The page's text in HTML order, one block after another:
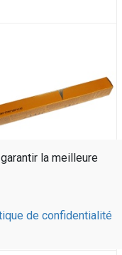
312 UTP 65D
la meilleure
de confidentialité